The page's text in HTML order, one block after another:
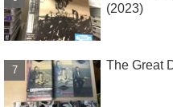
(2023)
The Great